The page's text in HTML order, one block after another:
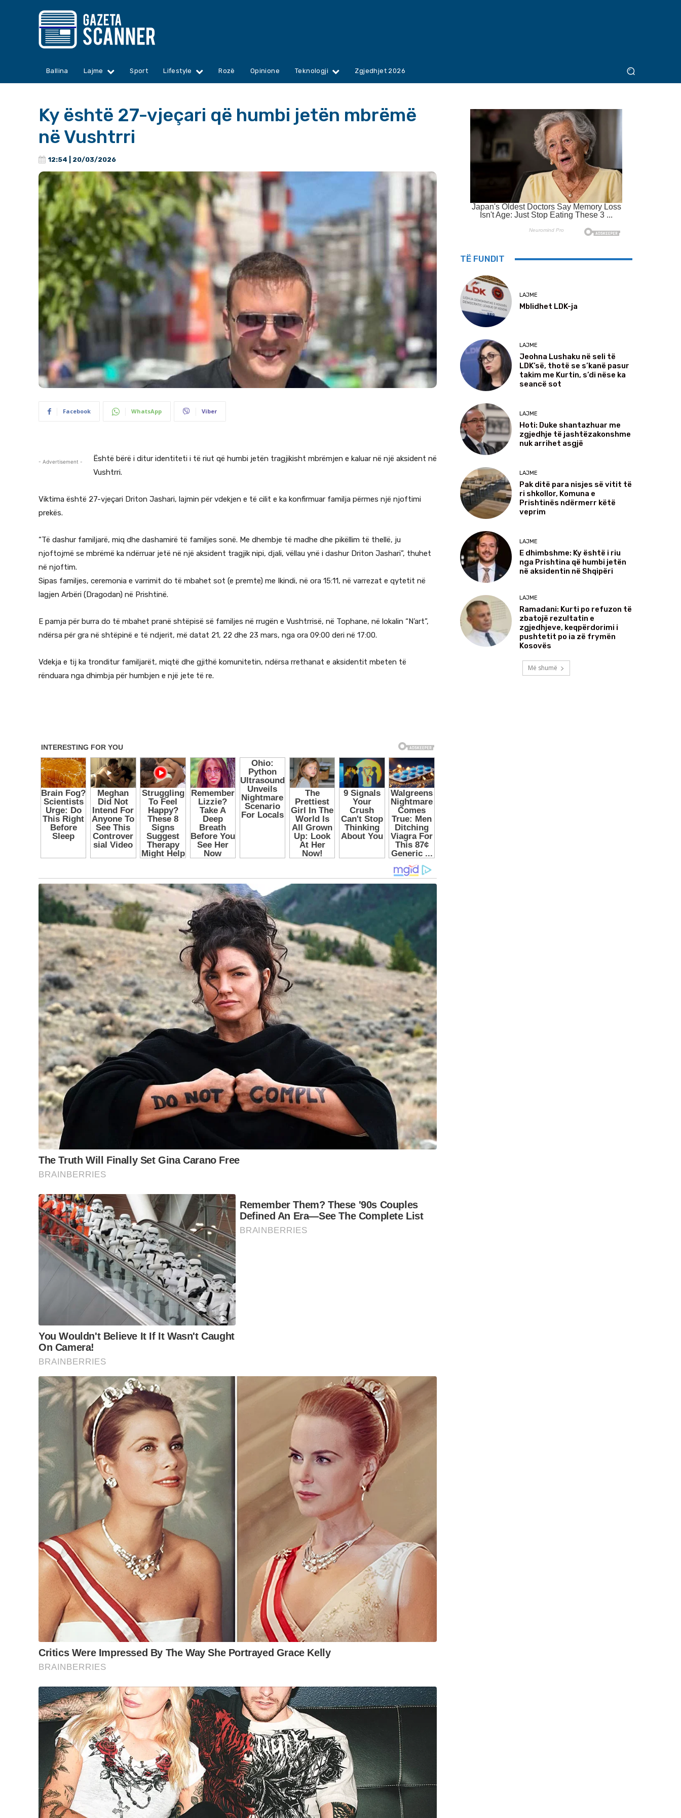
Ballina Lajme Sport Lifestyle Rozë Opinione Teknologji Zgjedhjet 2026
Ky është 27-vjeçari që humbi jetën mbrëmë
në Vushtrri
12:54 | 20/03/2026
Facebook WhatsApp Viber
- Advertisement -
Është bërë i ditur identiteti i të riut që humbi jetën tragjikisht mbrëmjen e kaluar në një aksident në
Vushtrri.
Viktima është 27-vjeçari Driton Jashari, lajmin për vdekjen e të cilit e ka konfirmuar familja përmes një njoftimi
prekës.
“Të dashur familjarë, miq dhe dashamirë të familjes sonë. Me dhembje të madhe dhe pikëllim të thellë, ju
njoftojmë se mbrëmë ka ndërruar jetë në një aksident tragjik nipi, djali, vëllau ynë i dashur Driton Jashari”, thuhet
në njoftim.
Sipas familjes, ceremonia e varrimit do të mbahet sot (e premte) me Ikindi, në ora 15:11, në varrezat e qytetit në
lagjen Arbëri (Dragodan) në Prishtinë.
E pamja për burra do të mbahet pranë shtëpisë së familjes në rrugën e Vushtrrisë, në Tophane, në lokalin “N’art”,
ndërsa për gra në shtëpinë e të ndjerit, më datat 21, 22 dhe 23 mars, nga ora 09:00 deri në 17:00.
Vdekja e tij ka tronditur familjarët, miqtë dhe gjithë komunitetin, ndërsa rrethanat e aksidentit mbeten të
rënduara nga dhimbja për humbjen e një jete të re.
TË FUNDIT
LAJME
Mblidhet LDK-ja
LAJME
Jeohna Lushaku në seli të
LDK’së, thotë se s’kanë pasur
takim me Kurtin, s’di nëse ka
seancë sot
LAJME
Hoti: Duke shantazhuar me
zgjedhje të jashtëzakonshme
nuk arrihet asgjë
LAJME
Pak ditë para nisjes së vitit të
ri shkollor, Komuna e
Prishtinës ndërmerr këtë
veprim
LAJME
E dhimbshme: Ky është i riu
nga Prishtina që humbi jetën
në aksidentin në Shqipëri
LAJME
Ramadani: Kurti po refuzon të
zbatojë rezultatin e
zgjedhjeve, keqpërdorimi i
pushtetit po ia zë frymën
Kosovës
Më shumë